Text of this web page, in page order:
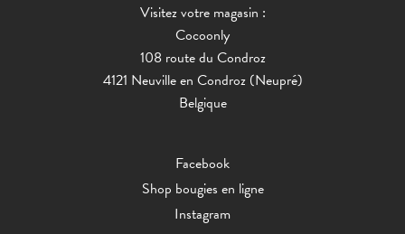
Visitez votre magasin :
Cocoonly
108 route du Condroz
4121 Neuville en Condroz (Neupré)
Belgique
Facebook
Shop bougies en ligne
Instagram